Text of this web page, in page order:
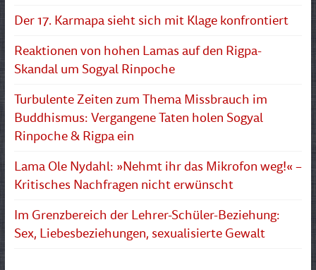
Der 17. Karmapa sieht sich mit Klage konfrontiert
Reaktionen von hohen Lamas auf den Rigpa-
Skandal um Sogyal Rinpoche
Turbulente Zeiten zum Thema Missbrauch im
Buddhismus: Vergangene Taten holen Sogyal
Rinpoche & Rigpa ein
Lama Ole Nydahl: »Nehmt ihr das Mikrofon weg!« –
Kritisches Nachfragen nicht erwünscht
Im Grenzbereich der Lehrer-Schüler-Beziehung:
Sex, Liebesbeziehungen, sexualisierte Gewalt